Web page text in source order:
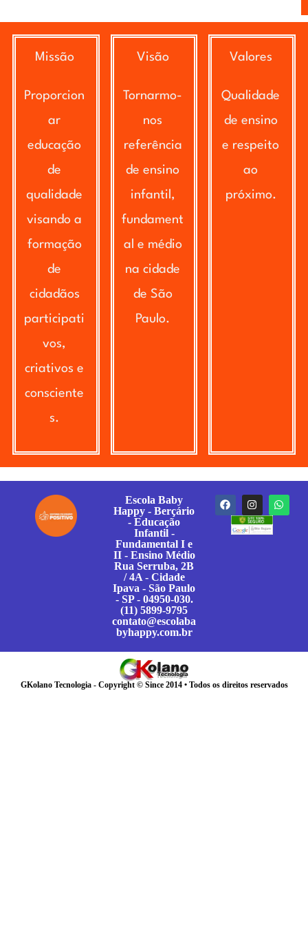
Missão
Proporcion
ar
educação
de
qualidade
visando a
formação
de
cidadãos
participati
vos,
criativos e
consciente
s.
Visão
Tornarmo-
nos
referência
de ensino
infantil,
fundament
al e médio
na cidade
de São
Paulo.
Valores
Qualidade
de ensino
e respeito
ao
próximo.
Escola Baby
Happy - Berçário
- Educação
Infantil -
Fundamental I e
II - Ensino Médio
Rua Serruba, 2B
/ 4A - Cidade
Ipava - São Paulo
- SP - 04950-030.
(11) 5899-9795
contato@escolaba
byhappy.com.br
GKolano Tecnologia - Copyright © Since 2014 • Todos os direitos reservados